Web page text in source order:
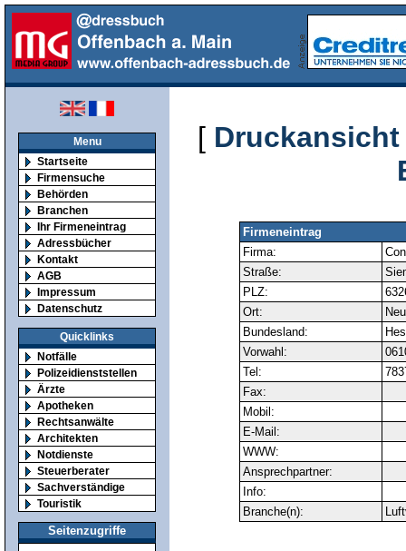
Menu
Startseite
Firmensuche
Behörden
Branchen
Ihr Firmeneintrag
Adressbücher
Kontakt
AGB
Impressum
Datenschutz
Quicklinks
Notfälle
Polizeidienststellen
Ärzte
Apotheken
Rechtsanwälte
Architekten
Notdienste
Steuerberater
Sachverständige
Touristik
Seitenzugriffe
[ Druckansicht
Firmeneintrag
Firma:
Straße:
PLZ:
Ort:
Bundesland:
Vorwahl:
Tel:
Fax:
Mobil:
E-Mail:
WWW:
Ansprechpartner:
Info:
Branche(n):